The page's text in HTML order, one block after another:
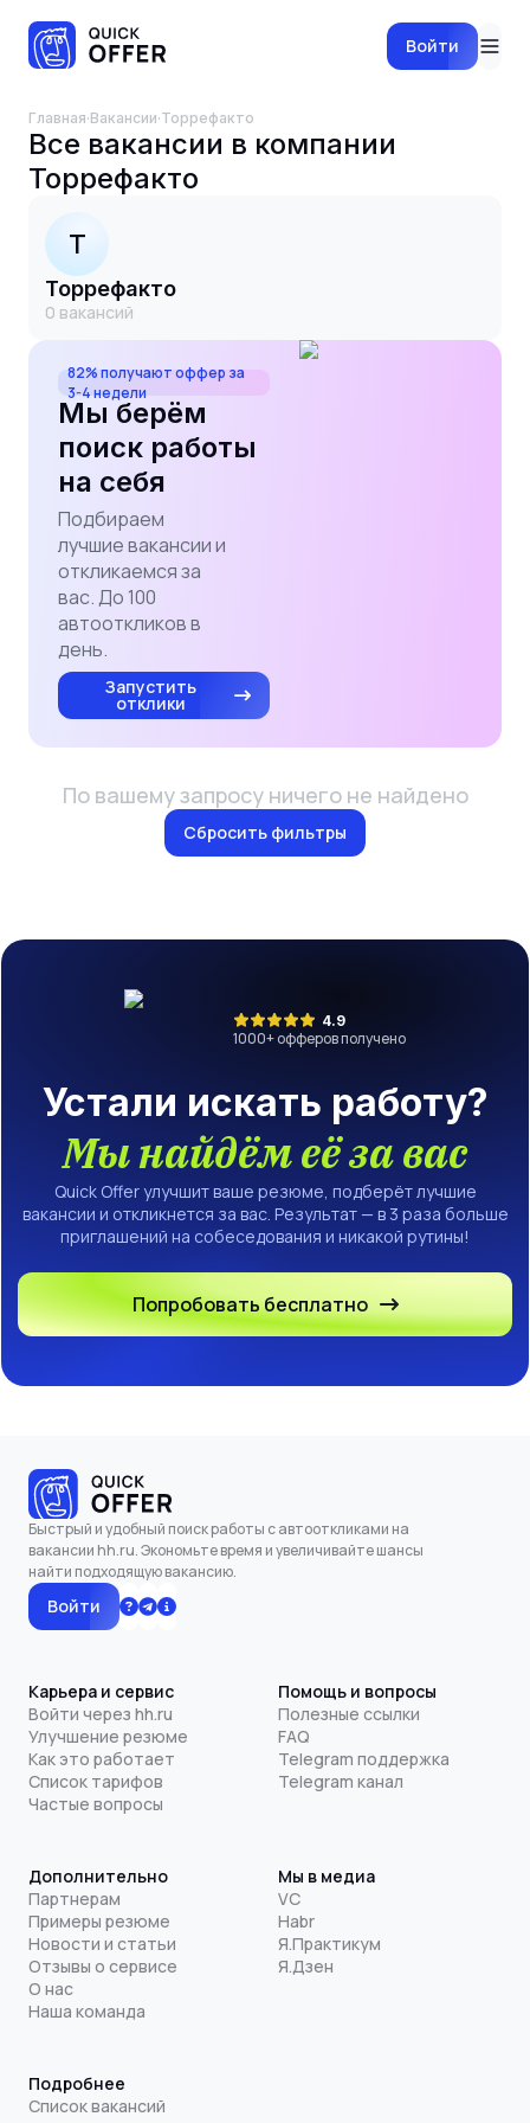
Войти
Главная·Вакансии· Торрефакто
Все вакансии в компании
Торрефакто
Т
Торрефакто
0 вакансий
82% получают оффер за
3-4 недели
Мы берём
поиск работы
на себя
Подбираем
лучшие вакансии и
откликаемся за
вас. До 100
автооткликов в
день.
Запустить
отклики
По вашему запросу ничего не найдено
Сбросить фильтры
4.9
1000+ офферов получено
Устали искать работу?
Мы найдём её за вас
Quick Offer улучшит ваше резюме, подберёт лучшие
вакансии и откликнется за вас. Результат — в 3 раза больше
приглашений на собеседования и никакой рутины!
Попробовать бесплатно
Быстрый и удобный поиск работы с автооткликами на
вакансии hh.ru. Экономьте время и увеличивайте шансы
найти подходящую вакансию.
Войти
Карьера и сервис
Войти через hh.ru
Улучшение резюме
Как это работает
Список тарифов
Частые вопросы
Помощь и вопросы
Полезные ссылки
FAQ
Telegram поддержка
Telegram канал
Дополнительно
Партнерам
Примеры резюме
Новости и статьи
Отзывы о сервисе
О нас
Наша команда
Мы в медиа
VC
Habr
Я.Практикум
Я.Дзен
Подробнее
Список вакансий